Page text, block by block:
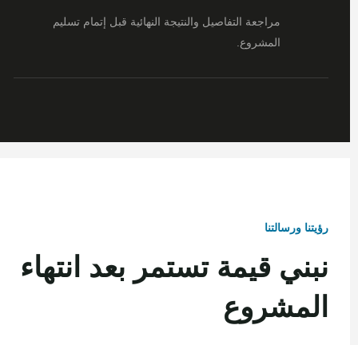
مراجعة التفاصيل والنتيجة النهائية قبل إتمام تسليم
المشروع.
رؤيتنا ورسالتنا
نبني قيمة تستمر بعد انتهاء
المشروع